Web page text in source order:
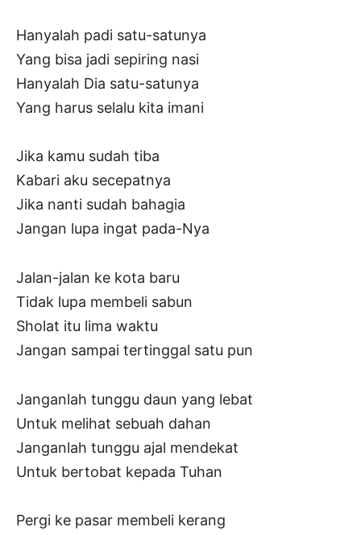
Hanyalah padi satu-satunya
Yang bisa jadi sepiring nasi
Hanyalah Dia satu-satunya
Yang harus selalu kita imani
Jika kamu sudah tiba
Kabari aku secepatnya
Jika nanti sudah bahagia
Jangan lupa ingat pada-Nya
Jalan-jalan ke kota baru
Tidak lupa membeli sabun
Sholat itu lima waktu
Jangan sampai tertinggal satu pun
Janganlah tunggu daun yang lebat
Untuk melihat sebuah dahan
Janganlah tunggu ajal mendekat
Untuk bertobat kepada Tuhan
Pergi ke pasar membeli kerang